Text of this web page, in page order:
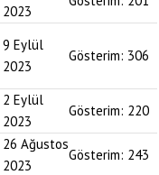
2023
9 Eylül
2023
Gösterim: 306
2 Eylül
2023
Gösterim: 220
26 Ağustos
2023
Gösterim: 243